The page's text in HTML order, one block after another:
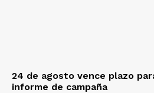
24 de agosto vence plazo
informe de campaña